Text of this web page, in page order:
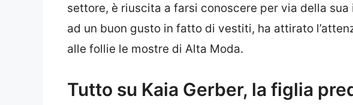
settore, è riuscita a farsi conoscere per via della
ad un buon gusto in fatto di vestiti, ha attirato
alle follie le mostre di Alta Moda.
Tutto su Kaia Gerber, la figlia